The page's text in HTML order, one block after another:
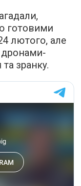
готовими
лютого, але
дронами-
зранку.